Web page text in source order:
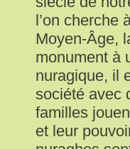
l’on cherche
Moyen-Âge,
monument à
nuragique, il
société avec
familles
et leur